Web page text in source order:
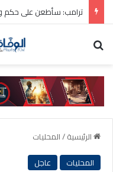
ترامب: سأطعن على حكم وقف
الرئيسية/المحليات
المحليات
عاجل